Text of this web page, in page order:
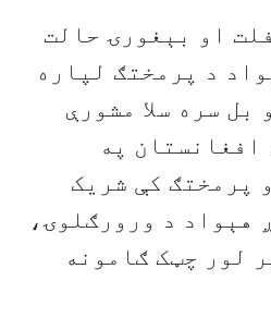
او بېغورۍ حالت
د پرمختګ لپاره
بل سره سلا مشورې
افغانستان په
پرمختګ کې شریک
هېواد د ورورګلوۍ،
لور چټک ګامونه